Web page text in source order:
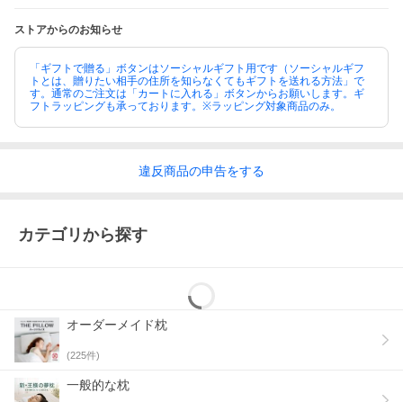
ストアからのお知らせ
「ギフトで贈る」ボタンはソーシャルギフト用です（ソーシャルギフ
トとは、贈りたい相手の住所を知らなくてもギフトを送れる方法」で
す。通常のご注文は「カートに入れる」ボタンからお願いします。ギ
フトラッピングも承っております。※ラッピング対象商品のみ。
違反商品の申告をする
カテゴリから探す
オーダーメイド枕
(225件)
一般的な枕